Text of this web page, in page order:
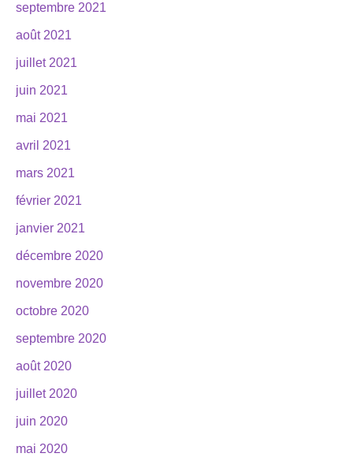
septembre 2021
août 2021
juillet 2021
juin 2021
mai 2021
avril 2021
mars 2021
février 2021
janvier 2021
décembre 2020
novembre 2020
octobre 2020
septembre 2020
août 2020
juillet 2020
juin 2020
mai 2020